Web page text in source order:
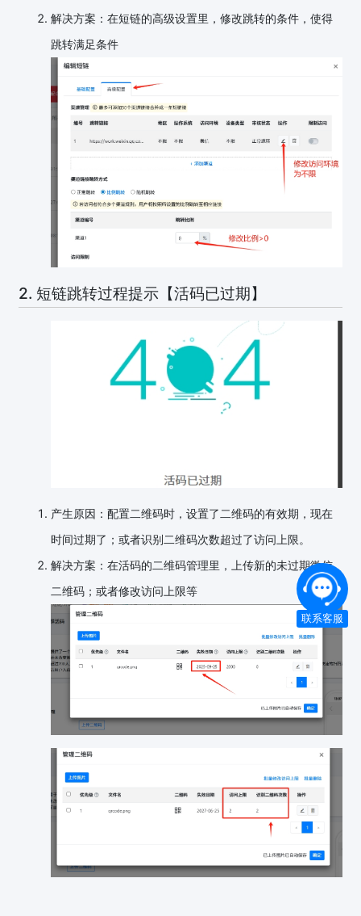
解决方案：在短链的高级设置里，修改跳转的条件，使得
跳转满足条件
2. 短链跳转过程提示【活码已过期】
产生原因：配置二维码时，设置了二维码的有效期，现在
时间过期了；或者识别二维码次数超过了访问上限。
解决方案：在活码的二维码管理里，上传新的未过期微信
二维码；或者修改访问上限等
联系客服